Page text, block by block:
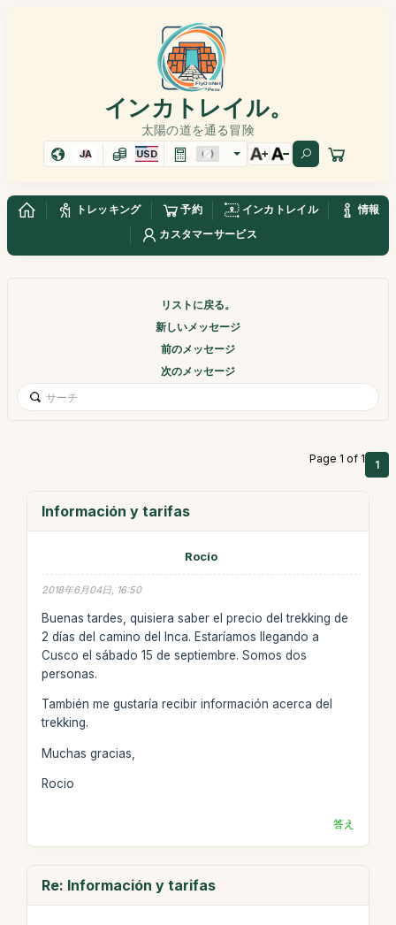
インカトレイル。
太陽の道を通る冒険
JA USD
トレッキング 予約 インカトレイル
情報
カスタマーサービス
リストに戻る。
新しいメッセージ
前のメッセージ
次のメッセージ
Page 1 of 1 1
Información y tarifas
Rocío
2018年6月04日, 16:50
Buenas tardes, quisiera saber el precio del trekking de
2 días del camino del Inca. Estaríamos llegando a
Cusco el sábado 15 de septiembre. Somos dos
personas.
También me gustaría recibir información acerca del
trekking.
Muchas gracias,
Rocio
答え
Re: Información y tarifas